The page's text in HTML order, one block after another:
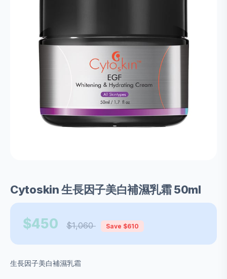
Cytoskin 生長因子美白補濕乳霜 50ml
$450 $1,060 Save $610
生長因子美白補濕乳霜